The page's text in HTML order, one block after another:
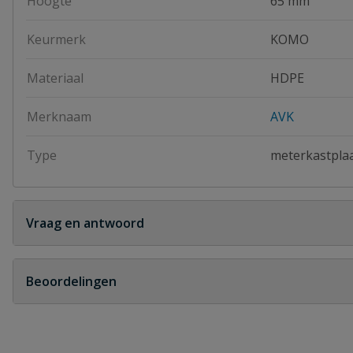
Keurmerk KOMO
Materiaal HDPE
Merknaam AVK
Type
Vraag en antwoord
Geen vragen
Beoordelingen